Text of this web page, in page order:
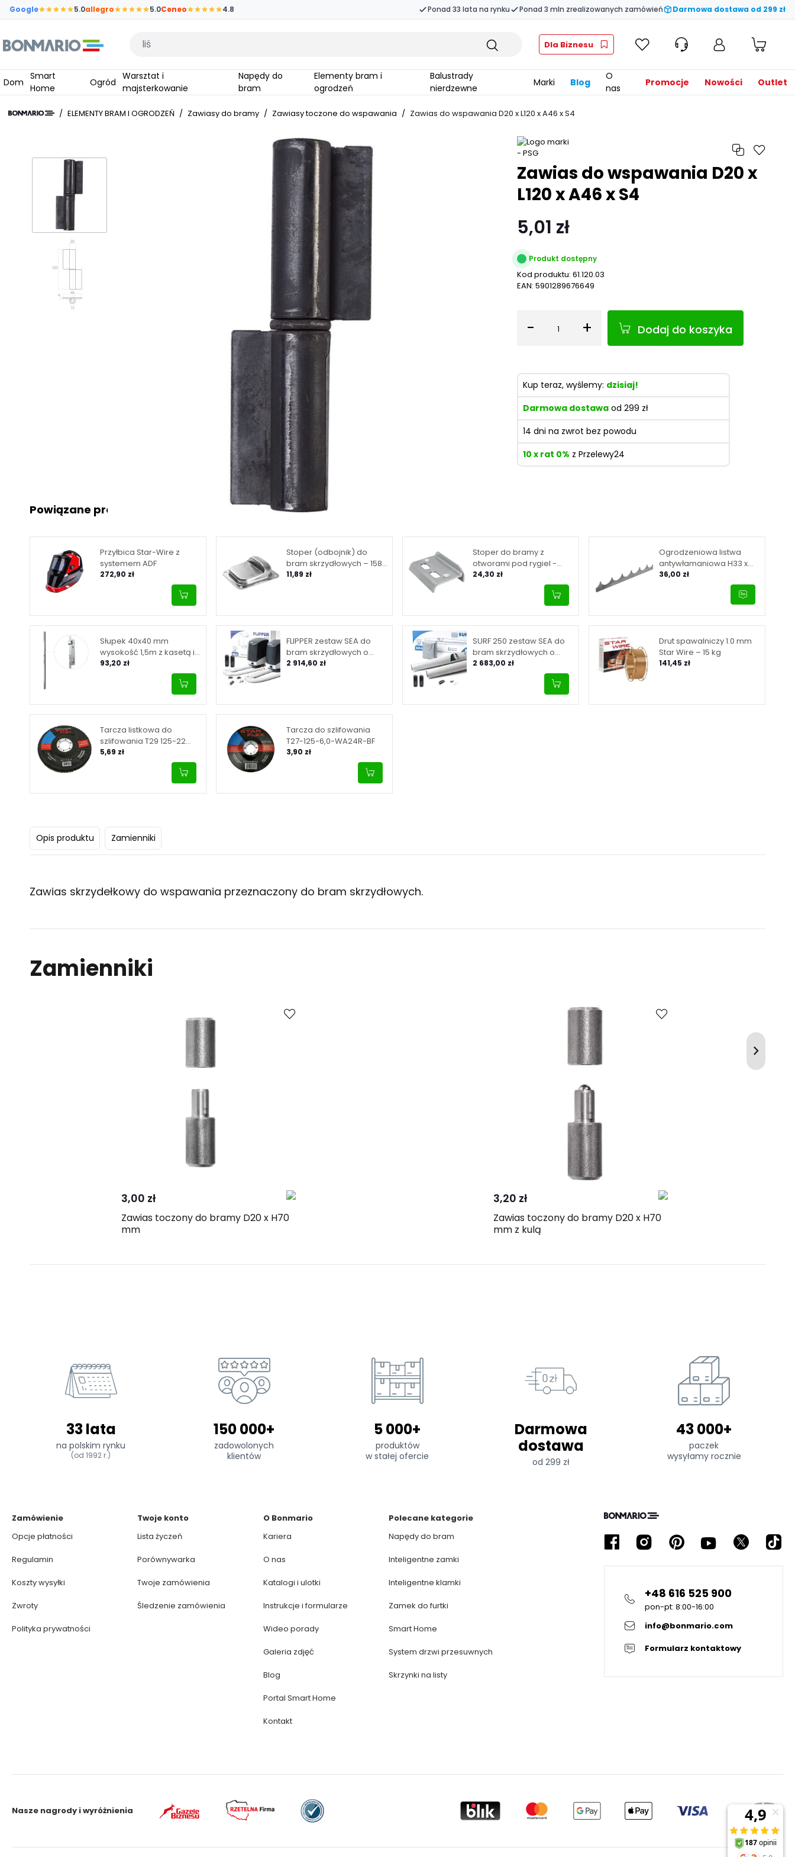
Przejdź do głównej zawartości strony
Google 5.0allegro 5.0Ceneo 4.8 Ponad 33 lata na rynku Ponad 3 mln zrealizowanych zamówień Darmowa dostawa od 299 zł
Wpisz czego szukasz Dla Biznesu
Dom
Smart
Home
Ogród
Warsztat i
majsterkowanie
Napędy do
bram
Elementy bram i
ogrodzeń
Balustrady
nierdzewne
Marki Blog
O
nas
Promocje Nowości Outlet
/ ELEMENTY BRAM I OGRODZEŃ / Zawiasy do bramy / Zawiasy toczone do wspawania / Zawias do wspawania D20 x L120 x A46 x S4
Powiązane produkty
Przyłbica Star-Wire z
systemem ADF
272,90 zł
Stoper (odbojnik) do
bram skrzydłowych – 158
mm x 138 mm x H50 mm
11,89 zł
Stoper do bramy z
otworami pod rygiel -
ocynk 67 mm
24,30 zł
Ogrodzeniowa listwa
antywłamaniowa H33 x
L2000 x 3 mm
36,00 zł
Słupek 40x40 mm
wysokość 1,5m z kasetą i
zamkiem 90/20
93,20 zł
FLIPPER zestaw SEA do
bram skrzydłowych o
maksymalnej długości
2 914,60 zł
SURF 250 zestaw SEA do
bram skrzydłowych o
maksymalnej długości
2 683,00 zł
Drut spawalniczy 1.0 mm
Star Wire – 15 kg
141,45 zł
Tarcza listkowa do
szlifowania T29 125-22
granulacja 40, INOX
5,69 zł
Tarcza do szlifowania
T27-125-6,0-WA24R-BF
3,90 zł
Opis produktu Zamienniki
Zawias skrzydełkowy do wspawania przeznaczony do bram skrzydłowych.
Zamienniki
Porównaj
3,00 zł
Zawias toczony do bramy D20 x H70
mm
Porównaj
3,20 zł
Zawias toczony do bramy D20 x H70
mm z kulą
Zawias do wspawania D20 x
L120 x A46 x S4
5,01 zł
Produkt dostępny
Kod produktu: 61.120.03
EAN: 5901289676649
- Ilość + Dodaj do koszyka
Kup teraz, wyślemy: dzisiaj!
Darmowa dostawa od 299 zł
14 dni na zwrot bez powodu
10 x rat 0% z Przelewy24
33 lata
na polskim rynku
(od 1992 r.)
150 000+
zadowolonych
klientów
5 000+
produktów
w stałej ofercie
Darmowa
dostawa
od 299 zł
43 000+
paczek
wysyłamy rocznie
+48 616 525 900
pon-pt: 8:00-16:00
info@bonmario.com
Formularz kontaktowy
Zamówienie
Opcje płatności
Regulamin
Koszty wysyłki
Zwroty
Polityka prywatności
Twoje konto
Lista życzeń
Porównywarka
Twoje zamówienia
Śledzenie zamówienia
O Bonmario
Kariera
O nas
Katalogi i ulotki
Instrukcje i formularze
Wideo porady
Galeria zdjęć
Blog
Portal Smart Home
Kontakt
Polecane kategorie
Napędy do bram
Inteligentne zamki
Inteligentne klamki
Zamek do furtki
Smart Home
System drzwi przesuwnych
Skrzynki na listy
Nasze nagrody i wyróżnienia